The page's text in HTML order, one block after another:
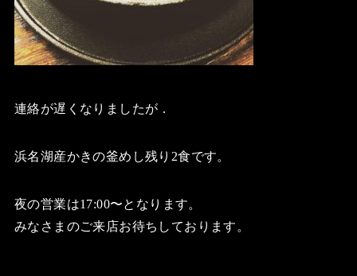
連絡が遅くなりましたが．
浜名湖産かきの釜めし残り2食です。
夜の営業は17:00〜となります。
みなさまのご来店お待ちしております。